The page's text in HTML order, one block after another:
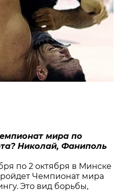
мира по
Николай, Фаниполь
по 2 октября в Минске
Чемпионат мира
Это вид борьбы,